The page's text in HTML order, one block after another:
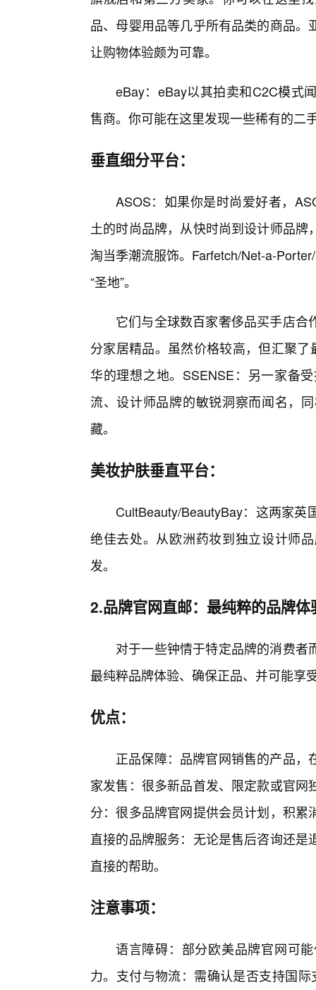
品、母婴用品等几乎所有品类的商品
让购物体验颇为可靠。
eBay：eBay以其拍卖和C2C模式
售商。你可能在这里发现一些稀有的二
垂直细分平台：
ASOS：如果你是时尚爱好者，
土的时尚品牌，从快时尚到设计师品
淘当季潮流服饰。Farfetch/Net-a-
“圣地”。
它们与全球数百家奢侈品买手店
分家居精品。虽然价格较高，但汇聚
华的理想之地。SSENSE：另一家备
流、设计师品牌的敏锐洞察而闻名，
藏。
美妆护肤垂直平台：
CultBeauty/BeautyBay：这两家
绝佳去处。从欧洲药妆到独立设计师
发。
2.品牌官网直邮：最纯粹的品牌体
对于一些钟情于特定品牌的消费
最纯粹品牌体验、确保正品、并可能享
优点：
正品保障：品牌官网销售的产品
家发售：很多新品首发、限定款或官
分：很多品牌官网提供会员计划，积
直接的品牌服务：无论是售后咨询还
直接的帮助。
注意事项：
语言障碍：部分欧美品牌官网可
力。支付与物流：需确认是否支持国